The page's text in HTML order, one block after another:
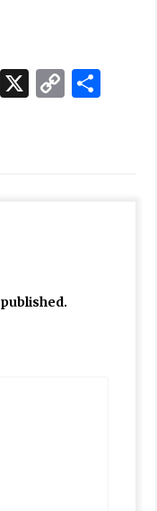
X Copy